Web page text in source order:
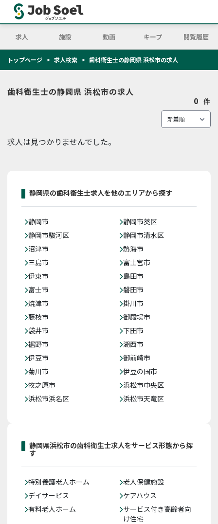
求人 施設 動画 キープ 閲覧履歴
トップページ 求人検索 歯科衛生士の静岡県 浜松市の求人
歯科衛生士の静岡県 浜松市の求人
0 件
求人は見つかりませんでした。
静岡県の歯科衛生士求人を他のエリアから探す
静岡市
静岡市葵区
静岡市駿河区
静岡市清水区
沼津市
熱海市
三島市
富士宮市
伊東市
島田市
富士市
磐田市
焼津市
掛川市
藤枝市
御殿場市
袋井市
下田市
裾野市
湖西市
伊豆市
御前崎市
菊川市
伊豆の国市
牧之原市
浜松市中央区
浜松市浜名区
浜松市天竜区
静岡県浜松市の歯科衛生士求人をサービス形態から探
す
特別養護老人ホーム
老人保健施設
デイサービス
ケアハウス
有料老人ホーム
サービス付き高齢者向
け住宅